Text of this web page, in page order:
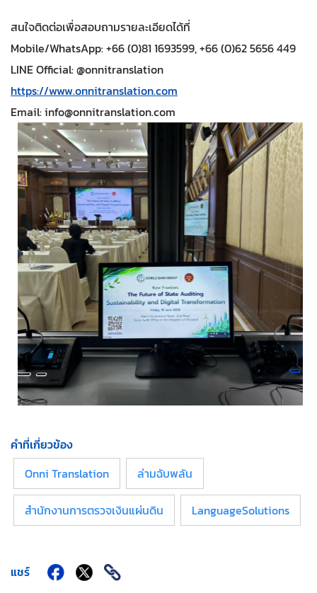
สนใจติดต่อเพื่อสอบถามรายละเอียดได้ที่
Mobile/WhatsApp: +66 (0)81 1693599, +66 (0)62 5656 449
LINE Official: @onnitranslation
https://www.onnitranslation.com
Email:info@onnitranslation.com
คำที่เกี่ยวข้อง
Onni Translation
ล่ามฉับพลัน
สำนักงานการตรวจเงินแผ่นดิน LanguageSolutions
แชร์